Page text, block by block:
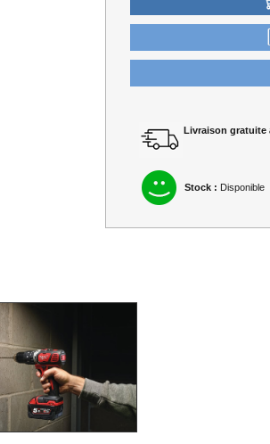
Livraison gratuite
Stock : Disponible